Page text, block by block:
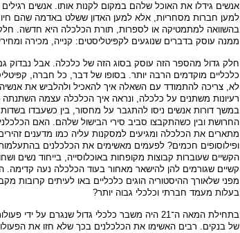
אנשים גידלו את האוכל שלהם במקום לקנות אותו. אנשים
למען חברות מסחריות, אלא למען האדון ששלט באדמה שהם חיו
בהשוואה למתמטיקה או לספרות, תורת הכלכלה היא חדשה.
ממנה עוסק בדברים שנוגעים לקפּיטליסטים: קנייה, מכירה
חלק גדול מהספר הזה עוסק בסוג הזה של כלכלה. אבל נבדוק גם
כלכליים מוקדמים הרבה יותר. בסופו של דבר, כל חברה,
לא, צריכה להתמודד עם השאלה איך להאכיל ולהלביש את
רעיונות משתנים על כלכלה, ונראה איך הכלכלה עצמה השתנתה
במשך דורות אנשים ניסו להתגבר על מחסור, בין כשעבדו בשדות
החרושת ובין כשהתקבצו סביב סירי הבישול שלהם. האם
מתארים את הכלכלה ומגיעים למסקנות עליה כמו מדענים
ופילוסופים חכמים? לפעמים מאשימים את הכלכלנים
הקשיים שעוברות קבוצות מקופחות באוכלוסייה, בייחוד נשים
קשיים שגורמים להן להישאר מאחור בעוד הכלכלה נעה קדימה.
מפני שלאורך ההיסטוריה הוגים כלכליים באו לעיתים קרובות
בעלות מעמד חברתי וכלכלי גבוה יותר?
בתחילת המאה ה־21 היה משבר כלכלי גדול שנגרם על ידי
של בנקים. רבים האשימו את הכלכלנים בכך שלא חזו את